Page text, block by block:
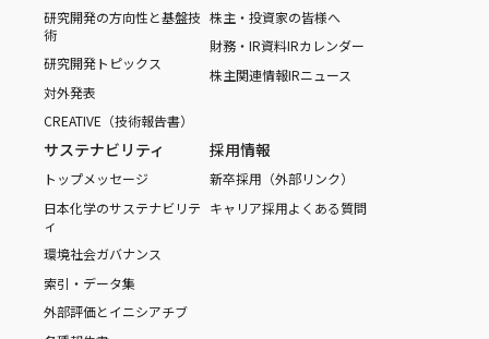
研究開発の方向性と基盤技
術
研究開発トピックス
対外発表
CREATIVE（技術報告書）
株主・投資家の皆様へ
財務・IR資料IRカレンダー
株主関連情報IRニュース
サステナビリティ
トップメッセージ
日本化学のサステナビリテ
ィ
環境社会ガバナンス
索引・データ集
外部評価とイニシアチブ
採用情報
新卒採用（外部リンク）
キャリア採用よくある質問